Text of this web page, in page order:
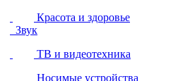
Красота и здоровье
Звук
ТВ и видеотехника
Носимые устройства